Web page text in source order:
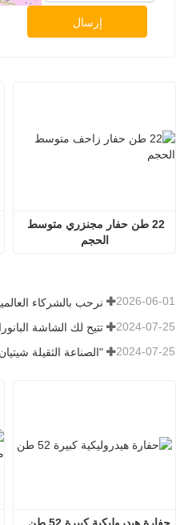
إرسال
الحجم
2026-06-01
2024-07-25
2024-07-25